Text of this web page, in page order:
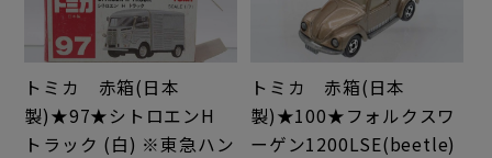
トミカ 赤箱(日本
製)★97★シトロエンH
トラック (白) ※東急ハン
トミカ 赤箱(日本
製)★100★フォルクスワ
ーゲン1200LSE(beetle)